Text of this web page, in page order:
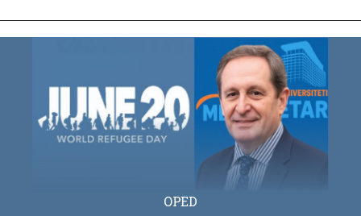
OPED